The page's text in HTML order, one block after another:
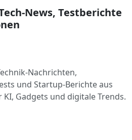
News, Testberichte
Nachrichten,
und Startup-Berichte aus
Gadgets und digitale Trends.